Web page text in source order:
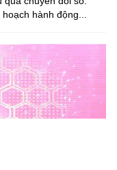
hành động...